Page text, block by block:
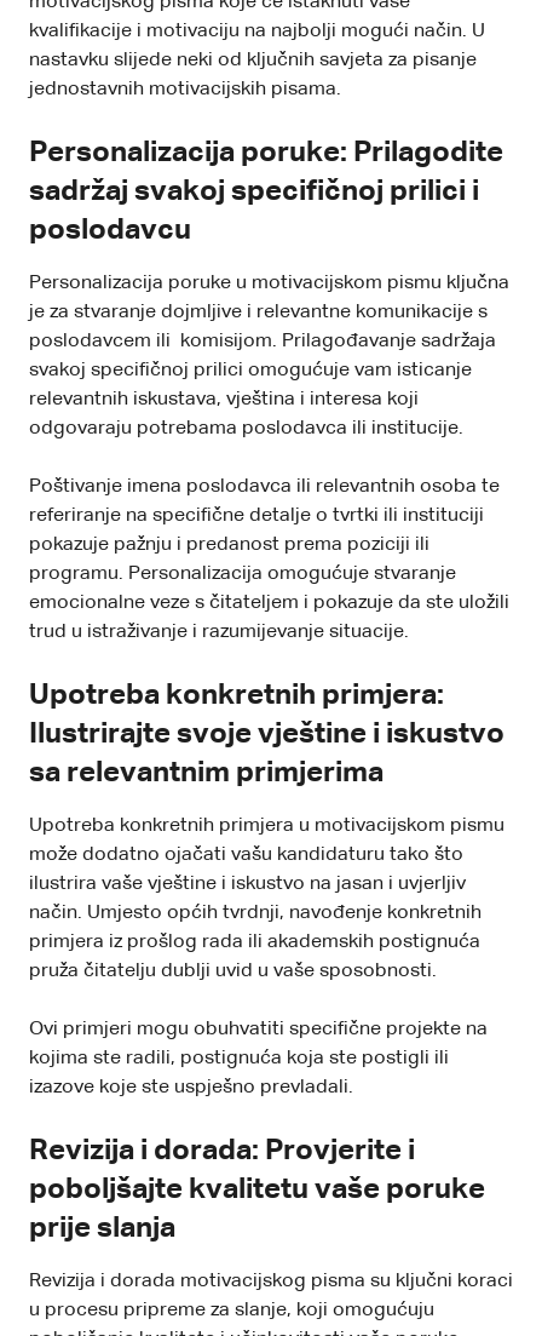
kvalifikacije i motivaciju na najbolji mogući način. U
nastavku slijede neki od ključnih savjeta za pisanje
jednostavnih motivacijskih pisama.
Personalizacija poruke: Prilagodite
sadržaj svakoj specifičnoj prilici i
poslodavcu
Personalizacija poruke u motivacijskom pismu ključna
je za stvaranje dojmljive i relevantne komunikacije s
poslodavcem ili komisijom. Prilagođavanje sadržaja
svakoj specifičnoj prilici omogućuje vam isticanje
relevantnih iskustava, vještina i interesa koji
odgovaraju potrebama poslodavca ili institucije.
Poštivanje imena poslodavca ili relevantnih osoba te
referiranje na specifične detalje o tvrtki ili instituciji
pokazuje pažnju i predanost prema poziciji ili
programu. Personalizacija omogućuje stvaranje
emocionalne veze s čitateljem i pokazuje da ste uložili
trud u istraživanje i razumijevanje situacije.
Upotreba konkretnih primjera:
Ilustrirajte svoje vještine i iskustvo
sa relevantnim primjerima
Upotreba konkretnih primjera u motivacijskom pismu
može dodatno ojačati vašu kandidaturu tako što
ilustrira vaše vještine i iskustvo na jasan i uvjerljiv
način. Umjesto općih tvrdnji, navođenje konkretnih
primjera iz prošlog rada ili akademskih postignuća
pruža čitatelju dublji uvid u vaše sposobnosti.
Ovi primjeri mogu obuhvatiti specifične projekte na
kojima ste radili, postignuća koja ste postigli ili
izazove koje ste uspješno prevladali.
Revizija i dorada: Provjerite i
poboljšajte kvalitetu vaše poruke
prije slanja
Revizija i dorada motivacijskog pisma su ključni koraci
u procesu pripreme za slanje, koji omogućuju